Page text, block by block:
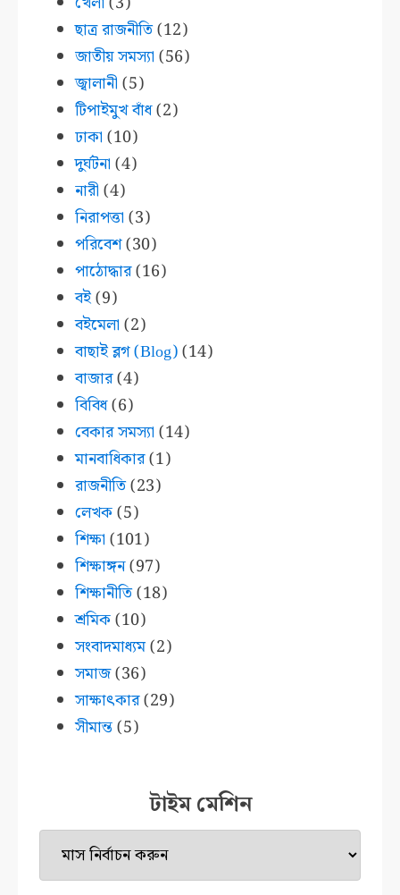
ছাত্র রাজনীতি(12)
জাতীয় সমস্যা (56)
জ্বালানী (5)
টিপাইমুখ বাঁধ(2)
ঢাকা (10)
দুর্ঘটনা (4)
নারী (4)
নিরাপত্তা (3)
পরিবেশ(30)
পাঠোদ্ধার(16)
বই(9)
বইমেলা (2)
বাছাই ব্লগ (Blog)(14)
বাজার(4)
বিবিধ(6)
বেকার সমস্যা (14)
মানবাধিকার(1)
রাজনীতি(23)
লেখক(5)
শিক্ষা (101)
শিক্ষাঙ্গন(97)
শিক্ষানীতি(18)
শ্রমিক(10)
সংবাদমাধ্যম(2)
সমাজ(36)
সাক্ষাৎকার(29)
সীমান্ত(5)
টাইম মেশিন
টাইম
মেশিন